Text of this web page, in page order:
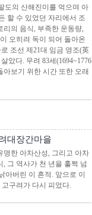
도의 산해진미를 먹으며 아
할 수 있었던 자리에서 조
의 음식, 부족한 운동량,
오히려 독이 되어 돌아온
조선 제21대 임금 영조(英
았다. 무려 83세(1694~1776
보기 위한 시간 또한 오래
대장간마을
명한 아차산성, 그리고 아차
그 역사가 천 년을 훌쩍 넘
아버린 이 흔적. 앞으로 이
구려가 다시 피었다.